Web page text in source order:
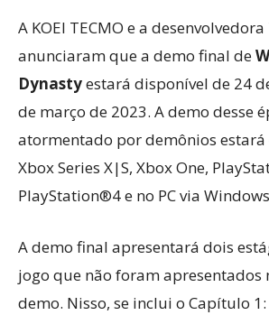
A KOEI TECMO e a
anunciaram que a demo final de
Dynastyestará disponível de 24
de março de 2023. A demo desse
atormentado por demônios
Xbox Series X|S, Xbox One,
PlayStation®4 e no PC via
A demo final apresentará dois
jogo que não foram apresentados
demo. Nisso, se inclui o Capítulo